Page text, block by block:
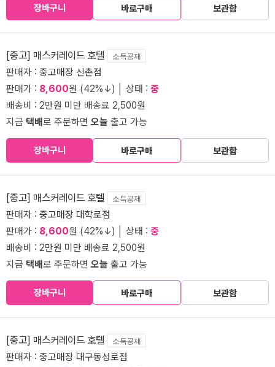
장바구니 바로구매 보관함
[중고] 매스커레이드 호텔 소득공제
판매자 : 중고매장 신촌점
판매가 : 8,600원 (42%↓) │ 상태 : 중
배송비 : 2만원 미만 배송료 2,500원
지금 택배로 주문하면오늘 출고 가능
장바구니 바로구매 보관함
[중고] 매스커레이드 호텔 소득공제
판매자 : 중고매장 대학로점
판매가 : 8,600원 (42%↓) │ 상태 : 중
배송비 : 2만원 미만 배송료 2,500원
지금 택배로 주문하면오늘 출고 가능
장바구니 바로구매 보관함
[중고] 매스커레이드 호텔 소득공제
판매자 : 중고매장 대구동성로점